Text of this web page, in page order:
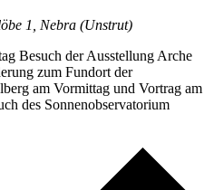
1, Nebra (Unstrut)
Besuch der Ausstellung Arche
zum Fundort der
am Vormittag und Vortrag am
des Sonnenobservatorium